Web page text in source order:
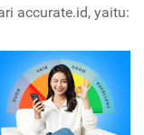
accurate.id, yaitu: